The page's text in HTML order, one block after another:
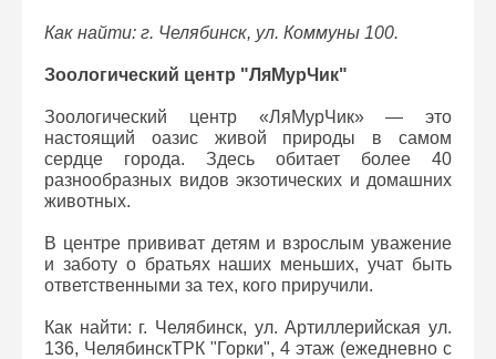
Как найти: г. Челябинск, ул. Коммуны 100.
Зоологический центр "ЛяМурЧик"
Зоологический центр «ЛяМурЧик» — это
настоящий оазис живой природы в самом
сердце города. Здесь обитает более 40
разнообразных видов экзотических и домашних
животных.
В центре прививат детям и взрослым уважение
и заботу о братьях наших меньших, учат быть
ответственными за тех, кого приручили.
Как найти: г. Челябинск, ул. Артиллерийская ул.
136, ЧелябинскТРК "Горки", 4 этаж (ежедневно с